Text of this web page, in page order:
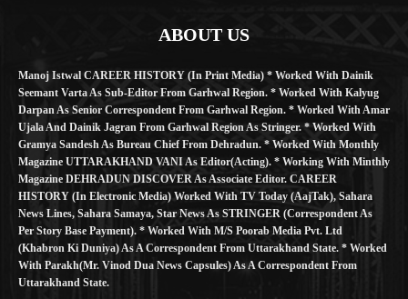
ABOUT US
Manoj Istwal CAREER HISTORY (in Print Media) * Worked With Dainik
Seemant Varta As Sub-Editor From Garhwal Region. * Worked With Kalyug
Darpan As Senior Correspondent From Garhwal Region. * Worked With Amar
Ujala And Dainik Jagran From Garhwal Region As Stringer. * Worked With
Gramya Sandesh As Bureau Chief From Dehradun. * Worked With Monthly
Magazine UTTARAKHAND VANI As Editor(Acting). * Working With Minthly
Magazine DEHRADUN DISCOVER As Associate Editor. CAREER
HISTORY (in Electronic Media) Worked With TV Today (AajTak), Sahara
News Lines, Sahara Samaya, Star News As STRINGER (Correspondent As
Per Story Base Payment). * Worked With M/S Poorab Media Pvt. Ltd
(Khabron Ki Duniya) As A Correspondent From Uttarakhand State. * Worked
With Parakh(Mr. Vinod Dua News Capsules) As A Correspondent From
Uttarakhand State.